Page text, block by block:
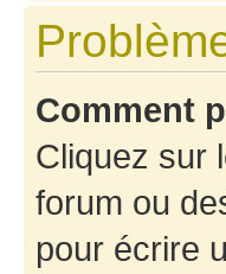
Comment
Cliquez sur
forum ou
pour écrire